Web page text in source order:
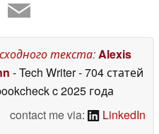
текста: Alexis
- Tech Writer- 704 статей
c 2025 года
contact me via:
LinkedIn